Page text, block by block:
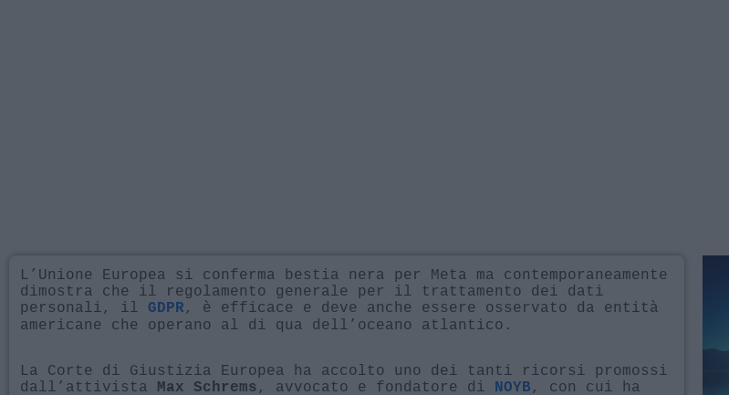
L’Unione Europea si conferma bestia nera per Meta ma contemporaneamente
dimostra che il regolamento generale per il trattamento dei dati
personali, il GDPR , è efficace e deve anche essere osservato da entità
americane che operano al di qua dell’oceano atlantico.
La Corte di Giustizia Europea ha accolto uno dei tanti ricorsi promossi
dall’attivista Max Schrems , avvocato e fondatore di NOYB , con cui ha